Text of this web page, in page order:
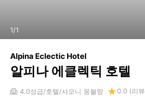
1/1
Alpina Eclectic Hotel
알피나 에클렉틱 호텔
4.0성급 호텔 샤모니 몽블랑 0.0 (리뷰